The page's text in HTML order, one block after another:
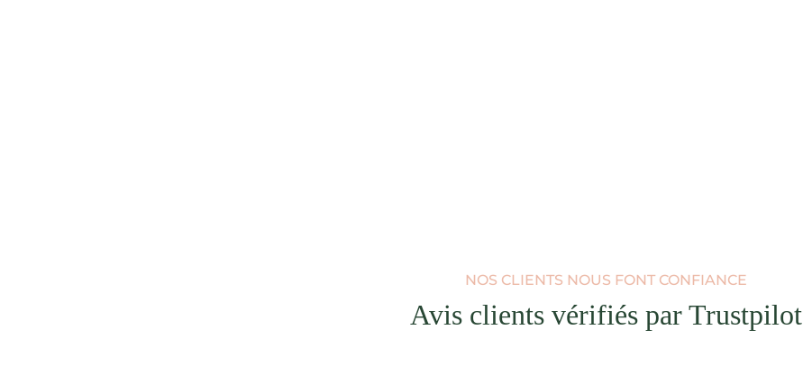
NOS CLIENTS NOUS FONT CONFIANCE
Avis clients vérifiés par Trustpilot